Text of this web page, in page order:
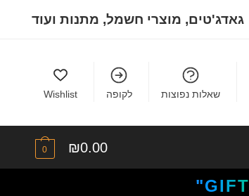
גאדג'טים, מוצרי חשמל, מתנות ועוד
שאלות נפוצות לקופה Wishlist
₪0.00
0